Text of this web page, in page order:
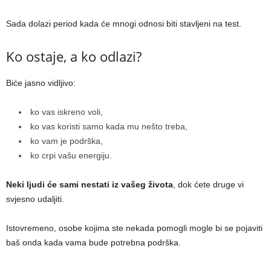
Sada dolazi period kada će mnogi odnosi biti stavljeni na test.
Ko ostaje, a ko odlazi?
Biće jasno vidljivo:
ko vas iskreno voli,
ko vas koristi samo kada mu nešto treba,
ko vam je podrška,
ko crpi vašu energiju.
Neki ljudi će sami nestati iz vašeg života , dok ćete druge vi
svjesno udaljiti.
Istovremeno, osobe kojima ste nekada pomogli mogle bi se pojaviti
baš onda kada vama bude potrebna podrška.